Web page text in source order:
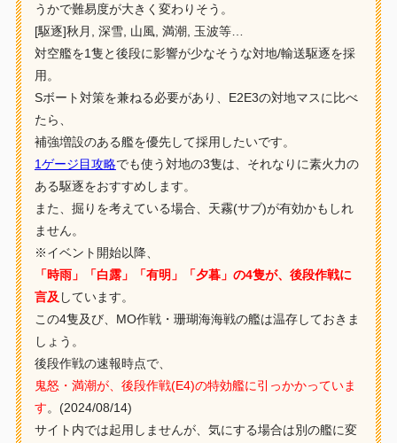
うかで難易度が大きく変わりそう。
[駆逐]秋月, 深雪, 山風, 満潮, 玉波等…
対空艦を1隻と後段に影響が少なそうな対地/輸送駆逐を採
用。
Sボート対策を兼ねる必要があり、E2E3の対地マスに比べ
たら、
補強増設のある艦を優先して採用したいです。
1ゲージ目攻略でも使う対地の3隻は、それなりに素火力の
ある駆逐をおすすめします。
また、掘りを考えている場合、天霧(サブ)が有効かもしれ
ません。
※イベント開始以降、
「時雨」「白露」「有明」「夕暮」の4隻が、後段作戦に
言及 しています。
この4隻及び、MO作戦・珊瑚海海戦の艦は温存しておきま
しょう。
後段作戦の速報時点で、
鬼怒・満潮が、後段作戦(E4)の特効艦に引っかかっていま
す。(2024/08/14)
サイト内では起用しませんが、気にする場合は別の艦に変